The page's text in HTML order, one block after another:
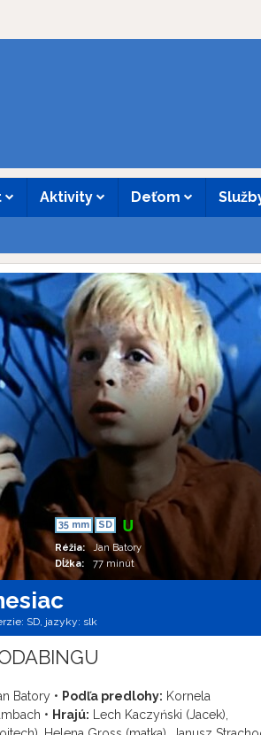
Aktivity Deťom
35 mm
SD
Réžia:
Jan Batory
Dĺžka:
77 minút
SD, jazyky: slk
Batory • Podľa predlohy: Kornela
• Hrajú: Lech Kaczyński (Jacek),